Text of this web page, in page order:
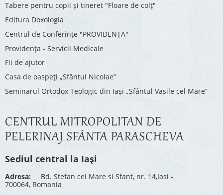
Tabere pentru copii şi tineret "Floare de colţ"
Editura Doxologia
Centrul de Conferinţe "PROVIDENŢA"
Providenţa - Servicii Medicale
Fii de ajutor
Casa de oaspeți „Sfântul Nicolae”
Seminarul Ortodox Teologic din Iași „Sfântul Vasile cel Mare”
CENTRUL MITROPOLITAN DE
PELERINAJ SFÂNTA PARASCHEVA
Sediul central la Iași
Adresa: Bd. Stefan cel Mare si Sfant, nr. 14,Iasi -
700064, Romania